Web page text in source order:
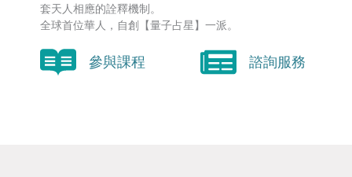
套天人相應的詮釋機制。
全球首位華人，自創【量子占星】一派。
參與課程 諮詢服務